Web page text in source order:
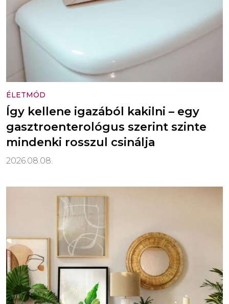
ÉLETMÓD
Így kellene igazából kakilni – egy
gasztroenterológus szerint szinte
mindenki rosszul csinálja
2026.08.08.